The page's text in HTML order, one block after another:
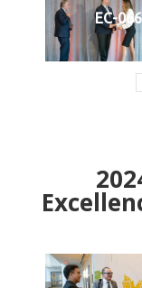
EC-